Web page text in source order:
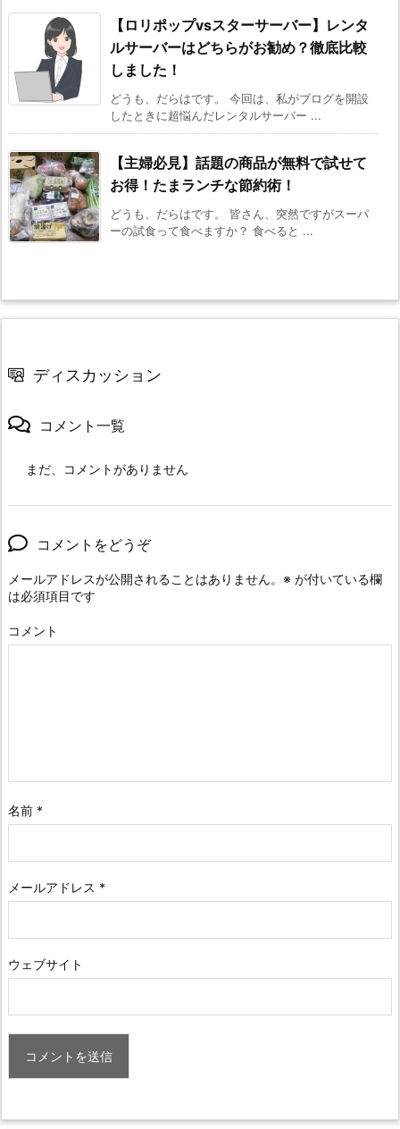
【ロリポップvsスターサーバー】レンタ
ルサーバーはどちらがお勧め？徹底比較
しました！
どうも、だらはです。 今回は、私がブログを開設
したときに超悩んだレンタルサーバー ...
【主婦必見】話題の商品が無料で試せて
お得！たまランチな節約術！
どうも、だらはです。 皆さん、突然ですがスーパ
ーの試食って食べますか？ 食べると ...
ディスカッション
コメント一覧
まだ、コメントがありません
コメントをどうぞ
メールアドレスが公開されることはありません。 ※ が付いている欄
は必須項目です
コメント
名前 *
メールアドレス *
ウェブサイト